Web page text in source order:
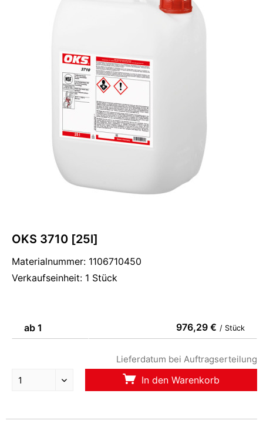
OKS 3710 [25l]
Materialnummer: 1106710450
Verkaufseinheit: 1 Stück
ab 1 976,29 € / Stück
Lieferdatum bei Auftragserteilung
In den Warenkorb